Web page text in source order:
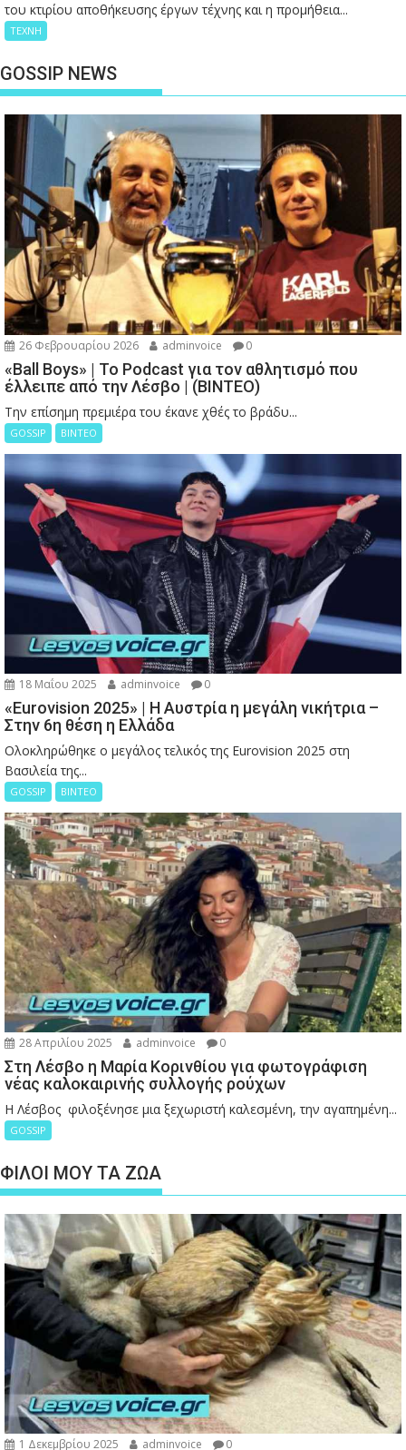
του κτιρίου αποθήκευσης έργων τέχνης και η προμήθεια...
ΤΕΧΝΗ
GOSSIP NEWS
26 Φεβρουαρίου 2026 adminvoice 0
«Ball Boys» | Το Podcast για τον αθλητισμό που
έλλειπε από την Λέσβο | (ΒΙΝΤΕΟ)
Την επίσημη πρεμιέρα του έκανε χθές το βράδυ...
GOSSIP ΒΙΝΤΕΟ
18 Μαΐου 2025 adminvoice 0
«Eurovision 2025» | Η Αυστρία η μεγάλη νικήτρια –
Στην 6η θέση η Ελλάδα
Ολοκληρώθηκε ο μεγάλος τελικός της Eurovision 2025 στη
Βασιλεία της...
GOSSIP ΒΙΝΤΕΟ
28 Απριλίου 2025 adminvoice 0
Στη Λέσβο η Μαρία Κορινθίου για φωτογράφιση
νέας καλοκαιρινής συλλογής ρούχων
Η Λέσβος φιλοξένησε μια ξεχωριστή καλεσμένη, την αγαπημένη...
GOSSIP
ΦΙΛΟΙ ΜΟΥ ΤΑ ΖΩΑ
1 Δεκεμβρίου 2025 adminvoice 0